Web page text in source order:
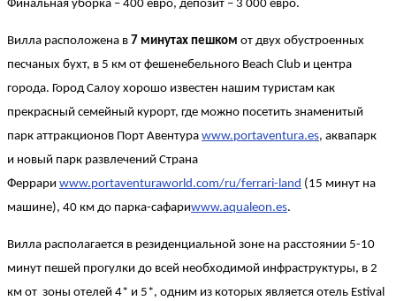
Финальная уборка – 400 евро, депозит – 3 000 евро.
Вилла расположена в 7 минутах пешком от двух обустроенных
песчаных бухт, в 5 км от фешенебельного Beach Club и центра
города. Город Салоу хорошо известен нашим туристам как
прекрасный семейный курорт, где можно посетить знаменитый
парк аттракционов Порт Авентура www.portaventura.es, аквапарк
и новый парк развлечений Страна
Феррари www.portaventuraworld.com/ru/ferrari-land (15 минут на
машине), 40 км до парка-сафариwww.aqualeon.es.
Вилла располагается в резиденциальной зоне на расстоянии 5-10
минут пешей прогулки до всей необходимой инфраструктуры, в 2
км от зоны отелей 4* и 5*, одним из которых является отель Estival